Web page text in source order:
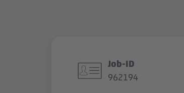
Job-ID
962194